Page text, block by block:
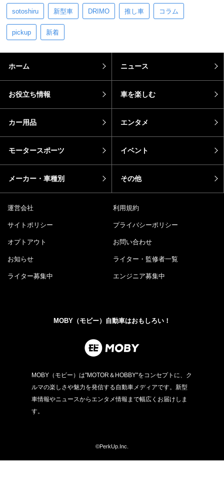
sotoshiru 新型車 DRIMO 推し車 コラム
pickup 新着
ホーム ニュース
お役立ち情報 車を楽しむ
カー用品 エンタメ
モータースポーツ イベント
メーカー・車種別 その他
運営会社 利用規約
サイトポリシー プライバシーポリシー
オプトアウト お問い合わせ
お知らせ ライター・監修者一覧
ライター募集中 エンジニア募集中
MOBY（モビー）自動車はおもしろい！
MOBY（モビー）は"MOTOR＆HOBBY"をコンセプトに、ク
ルマの楽しさや魅力を発信する自動車メディアです。新型
車情報やニュースからエンタメ情報まで幅広くお届けしま
す。
©PerkUp.Inc.